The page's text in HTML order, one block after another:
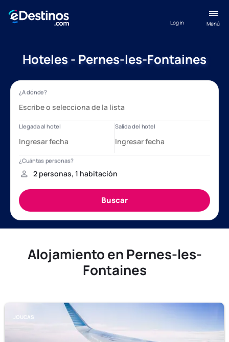
Menú
Log in
Hoteles - Pernes-les-Fontaines
Alojamiento en Pernes-les-
Fontaines
JOUCAS